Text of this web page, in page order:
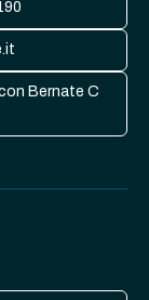
Bernate C